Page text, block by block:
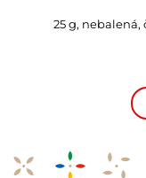
25 g, nebalená,